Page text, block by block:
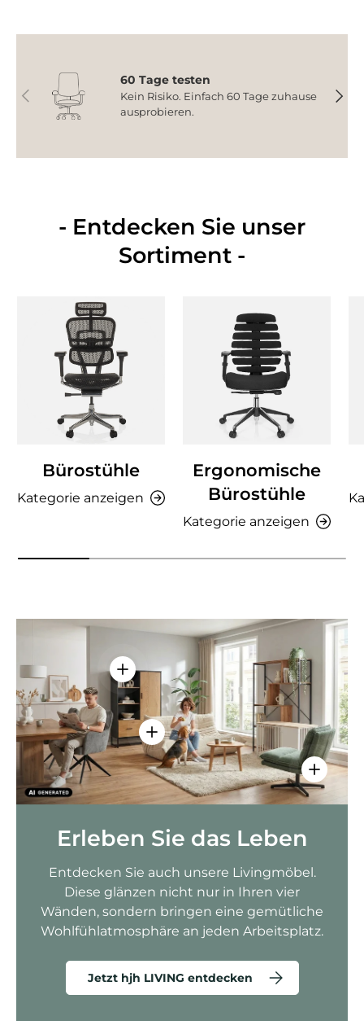
Vorherige
60 Tage testen
Kein Risiko. Einfach 60 Tage zuhause
ausprobieren.
- Entdecken Sie unser
Sortiment -
Bürostühle
Kategorie anzeigen
Ergonomische
Bürostühle
Kategorie anzeigen
Einzelheiten anzeigen - AMIO H -
Einzelheiten anzeigen - Sitzolo 2
Erleben Sie das Leben
Entdecken Sie auch unsere Livingmöbel.
Diese glänzen nicht nur in Ihren vier
Wänden, sondern bringen eine gemütliche
Wohlfühlatmosphäre an jeden Arbeitsplatz.
Jetzt hjh LIVING entdecken